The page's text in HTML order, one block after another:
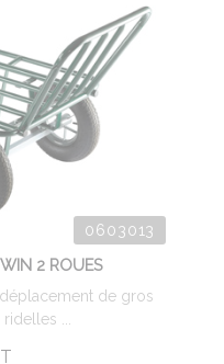
0603013
2 ROUES
de gros
...